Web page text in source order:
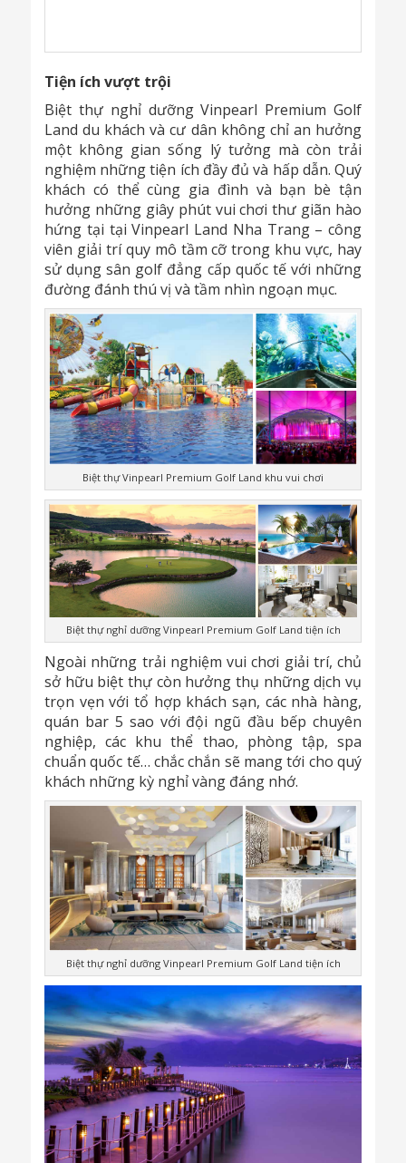
Tiện ích vượt trội
Biệt thự nghỉ dưỡng Vinpearl Premium Golf
Land du khách và cư dân không chỉ an hưởng
một không gian sống lý tưởng mà còn trải
nghiệm những tiện ích đầy đủ và hấp dẫn. Quý
khách có thể cùng gia đình và bạn bè tận
hưởng những giây phút vui chơi thư giãn hào
hứng tại tại Vinpearl Land Nha Trang – công
viên giải trí quy mô tầm cỡ trong khu vực, hay
sử dụng sân golf đẳng cấp quốc tế với những
đường đánh thú vị và tầm nhìn ngoạn mục.
Biệt thự Vinpearl Premium Golf Land khu vui chơi
Biệt thự nghỉ dưỡng Vinpearl Premium Golf Land tiện ích
Ngoài những trải nghiệm vui chơi giải trí, chủ
sở hữu biệt thự còn hưởng thụ những dịch vụ
trọn vẹn với tổ hợp khách sạn, các nhà hàng,
quán bar 5 sao với đội ngũ đầu bếp chuyên
nghiệp, các khu thể thao, phòng tập, spa
chuẩn quốc tế… chắc chắn sẽ mang tới cho quý
khách những kỳ nghỉ vàng đáng nhớ.
Biệt thự nghỉ dưỡng Vinpearl Premium Golf Land tiện ích